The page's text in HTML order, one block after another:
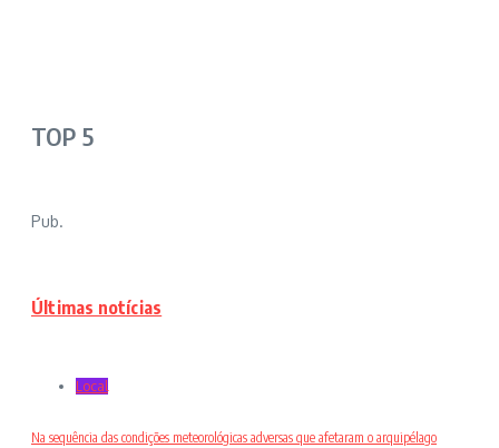
TOP 5
Pub.
Últimas notícias
Local
Na sequência das condições meteorológicas adversas que afetaram o arquipélago